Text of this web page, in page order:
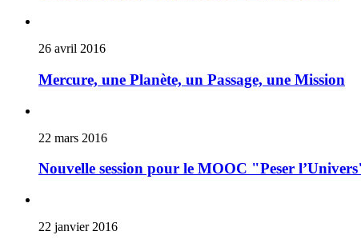
26 avril 2016
Mercure, une Planète, un Passage, une Mission
22 mars 2016
Nouvelle session pour le MOOC "Peser
22 janvier 2016